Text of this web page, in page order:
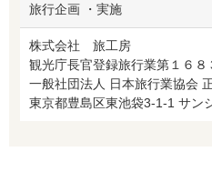
旅行企画 ・実施
株式会社 旅工房
観光庁長官登録旅行業第１６８
一般社団法人 日本旅行業協会
東京都豊島区東池袋3-1-1 サン